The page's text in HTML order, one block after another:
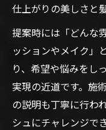
仕上がりの美しさと
提案時には「どんな
ッションやメイク」
り、希望や悩みをし
実現の近道です。施
の説明も丁寧に行わ
シュにチャレンジで